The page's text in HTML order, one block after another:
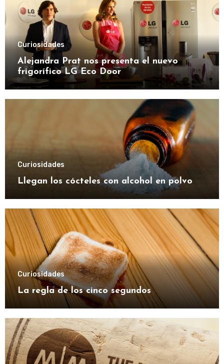
Curiosidades
Alejandra Prat nos presenta el nuevo
frigorífico LG Eco Door
Curiosidades
Llegan los cócteles con alcohol en polvo
Curiosidades
La regla de los cinco segundos